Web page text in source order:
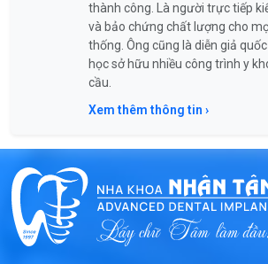
thành công. Là người trực tiếp
và bảo chứng chất lượng cho
thống. Ông cũng là diễn giả
học sở hữu nhiều công trình y
cầu.
Xem thêm thông tin ›